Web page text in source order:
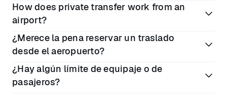
Reserve en línea o en la aplicación Blacklane.
Consulte las tarifas de cada clase de vehículo.
Complete su reserva. Todos los precios incluyen
IVA, tasas y peajes.
How does private transfer work from an
airport?
A private airport transfer is a vehicle which takes air
passengers and their luggage to and from their
flights. They work by pre-booking ahead of the trip,
and the driver typically tracks the customer’s flight
¿Merece la pena reservar un traslado
desde el aeropuerto?
Los traslados al aeropuerto son una forma estupenda
de evitar el estrés tanto al inicio como al final de un
¿Hay algún límite de equipaje o de
pasajeros?